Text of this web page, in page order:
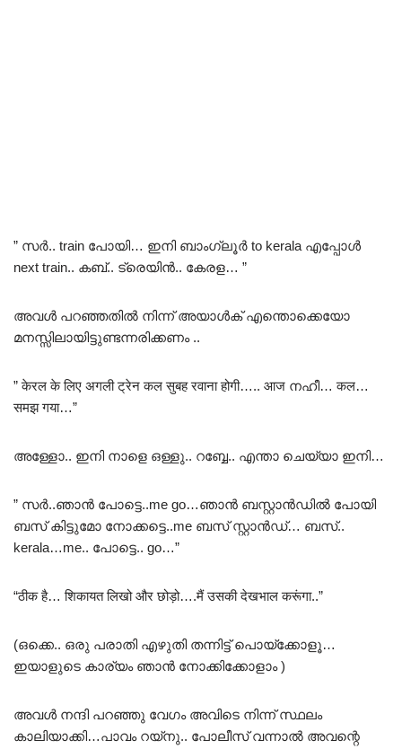
” സർ.. train പോയി… ഇനി ബാംഗ്ലൂർ to kerala എപ്പോൾ
next train.. കബ്.. ട്രെയിൻ.. കേരള… ”
അവൾ പറഞ്ഞതിൽ നിന്ന് അയാൾക് എന്തൊക്കെയോ
മനസ്സിലായിട്ടുണ്ടന്നരിക്കണം ..
” केरल के लिए अगली ट्रेन कल सुबह रवाना होगी….. आज നഹീ… कल…
समझ गया…”
അള്ളോ.. ഇനി നാളെ ഒള്ളു.. റബ്ബേ.. എന്താ ചെയ്യാ ഇനി…
” സർ..ഞാൻ പോട്ടെ..me go…ഞാൻ ബസ്റ്റാൻഡിൽ പോയി
ബസ് കിട്ടുമോ നോക്കട്ടെ..me ബസ് സ്റ്റാൻഡ്… ബസ്..
kerala…me.. പോട്ടെ.. go…”
“ठीक है… शिकायत लिखो और छोड़ो….मैं उसकी देखभाल करूंगा..”
(ഒക്കെ.. ഒരു പരാതി എഴുതി തന്നിട്ട് പൊയ്ക്കോളൂ…
ഇയാളുടെ കാര്യം ഞാൻ നോക്കിക്കോളാം )
അവൾ നന്ദി പറഞ്ഞു വേഗം അവിടെ നിന്ന് സ്ഥലം
കാലിയാക്കി…പാവം റയ്നു.. പോലീസ് വന്നാൽ അവന്റെ